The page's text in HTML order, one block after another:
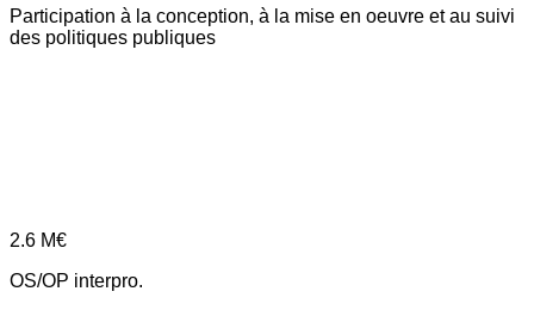
Participation à la conception, à la mise en oeuvre et au suivi
des politiques publiques
2.6 M€
OS/OP interpro.